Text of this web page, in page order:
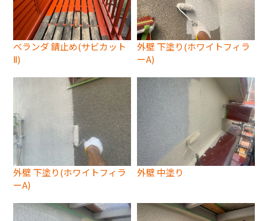
ベランダ 錆止め(サビカット
Ⅱ)
外壁 下塗り(ホワイトフィラ
ーA)
外壁 下塗り(ホワイトフィラ
ーA)
外壁 中塗り